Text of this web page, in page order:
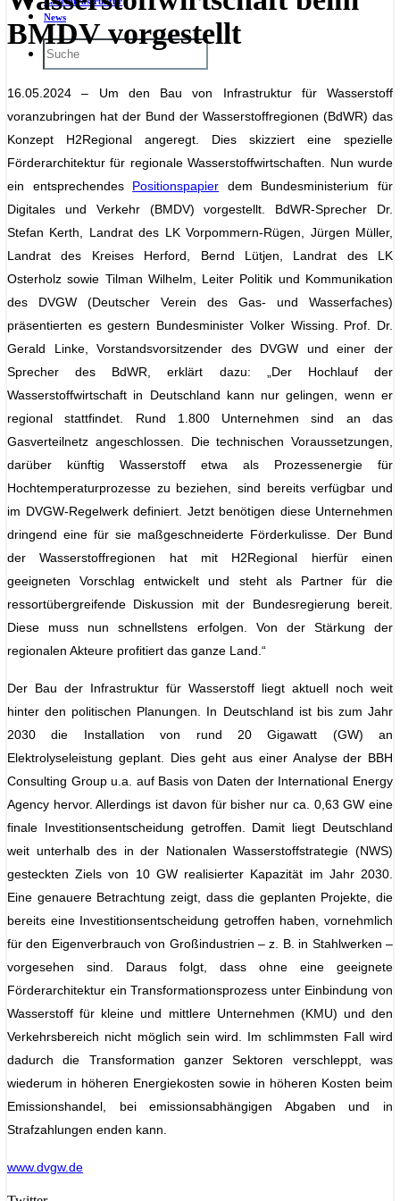
News
BMDV vorgestellt
16.05.2024 – Um den Bau von Infrastruktur für Wasserstoff
voranzubringen hat der Bund der Wasserstoffregionen (BdWR) das
Konzept H2Regional angeregt. Dies skizziert eine spezielle
Förderarchitektur für regionale Wasserstoffwirtschaften. Nun wurde
ein entsprechendes Positionspapier dem Bundesministerium für
Digitales und Verkehr (BMDV) vorgestellt. BdWR-Sprecher Dr.
Stefan Kerth, Landrat des LK Vorpommern-Rügen, Jürgen Müller,
Landrat des Kreises Herford, Bernd Lütjen, Landrat des LK
Osterholz sowie Tilman Wilhelm, Leiter Politik und Kommunikation
des DVGW (Deutscher Verein des Gas- und Wasserfaches)
präsentierten es gestern Bundesminister Volker Wissing. Prof. Dr.
Gerald Linke, Vorstandsvorsitzender des DVGW und einer der
Sprecher des BdWR, erklärt dazu: „Der Hochlauf der
Wasserstoffwirtschaft in Deutschland kann nur gelingen, wenn er
regional stattfindet. Rund 1.800 Unternehmen sind an das
Gasverteilnetz angeschlossen. Die technischen Voraussetzungen,
darüber künftig Wasserstoff etwa als Prozessenergie für
Hochtemperaturprozesse zu beziehen, sind bereits verfügbar und
im DVGW-Regelwerk definiert. Jetzt benötigen diese Unternehmen
dringend eine für sie maßgeschneiderte Förderkulisse. Der Bund
der Wasserstoffregionen hat mit H2Regional hierfür einen
geeigneten Vorschlag entwickelt und steht als Partner für die
ressortübergreifende Diskussion mit der Bundesregierung bereit.
Diese muss nun schnellstens erfolgen. Von der Stärkung der
regionalen Akteure profitiert das ganze Land.“
Der Bau der Infrastruktur für Wasserstoff liegt aktuell noch weit
hinter den politischen Planungen. In Deutschland ist bis zum Jahr
2030 die Installation von rund 20 Gigawatt (GW) an
Elektrolyseleistung geplant. Dies geht aus einer Analyse der BBH
Consulting Group u.a. auf Basis von Daten der International Energy
Agency hervor. Allerdings ist davon für bisher nur ca. 0,63 GW eine
finale Investitionsentscheidung getroffen. Damit liegt Deutschland
weit unterhalb des in der Nationalen Wasserstoffstrategie (NWS)
gesteckten Ziels von 10 GW realisierter Kapazität im Jahr 2030.
Eine genauere Betrachtung zeigt, dass die geplanten Projekte, die
bereits eine Investitionsentscheidung getroffen haben, vornehmlich
für den Eigenverbrauch von Großindustrien – z. B. in Stahlwerken –
vorgesehen sind. Daraus folgt, dass ohne eine geeignete
Förderarchitektur ein Transformationsprozess unter Einbindung von
Wasserstoff für kleine und mittlere Unternehmen (KMU) und den
Verkehrsbereich nicht möglich sein wird. Im schlimmsten Fall wird
dadurch die Transformation ganzer Sektoren verschleppt, was
wiederum in höheren Energiekosten sowie in höheren Kosten beim
Emissionshandel, bei emissionsabhängigen Abgaben und in
Strafzahlungen enden kann.
www.dvgw.de